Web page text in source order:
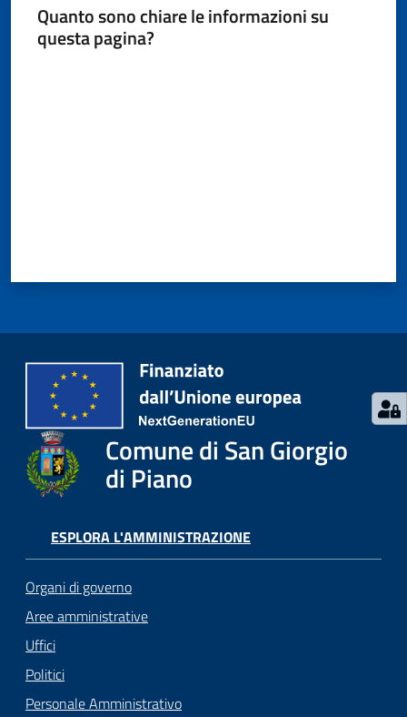
Quanto sono chiare le informazioni su
questa pagina?
Comune di San Giorgio
di Piano
ESPLORA L'AMMINISTRAZIONE
Organi di governo
Aree amministrative
Uffici
Politici
Personale Amministrativo